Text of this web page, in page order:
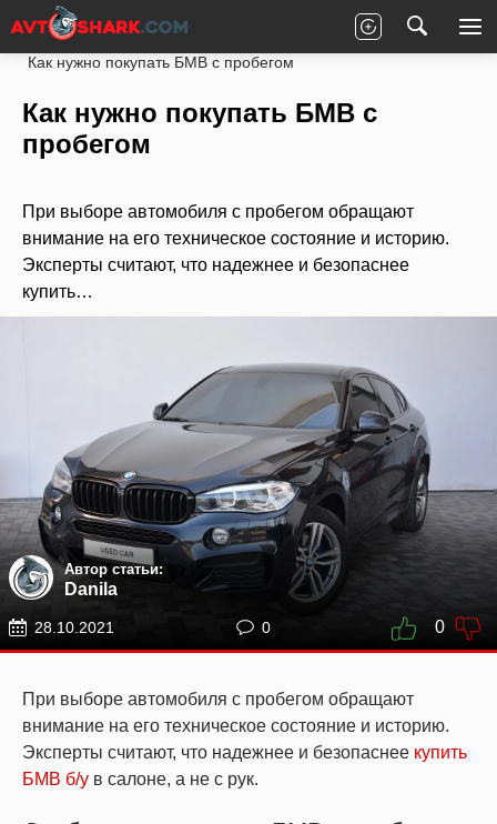
Главная Статьи
Новости партнеров
Как нужно покупать БМВ с пробегом
Как нужно покупать БМВ с
пробегом
При выборе автомобиля с пробегом обращают
внимание на его техническое состояние и историю.
Эксперты считают, что надежнее и безопаснее
купить…
Автор статьи:
Danila
28.10.2021 0 0
При выборе автомобиля с пробегом обращают
внимание на его техническое состояние и историю.
Эксперты считают, что надежнее и безопаснее купить
БМВ б/у в салоне, а не с рук.